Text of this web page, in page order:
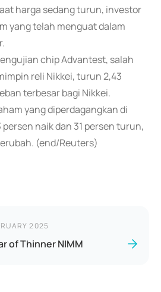
harga sedang turun, investor
yang telah menguat dalam
chip Advantest, salah
reli Nikkei, turun 2,43
terbesar bagi Nikkei.
yang diperdagangkan di
naik dan 31 persen turun,
(end/Reuters)
2025
of Thinner NIMM